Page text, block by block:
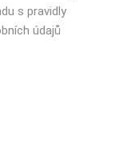
s pravidly
údajů